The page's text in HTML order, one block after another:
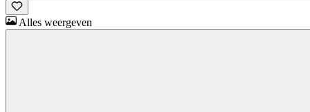
Alles weergeven